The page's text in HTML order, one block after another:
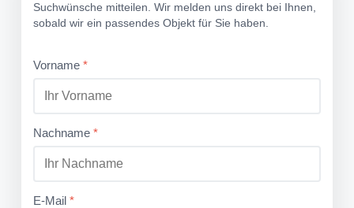
Suchwünsche mitteilen. Wir melden uns direkt bei Ihnen,
sobald wir ein passendes Objekt für Sie haben.
Vorname *
Nachname *
E-Mail *